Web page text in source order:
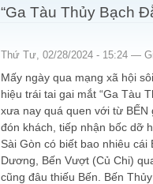
You are here
“Ga Tàu Thủy Bạch
Thứ Tư, 02/28/2024 - 15:24 —
Mấy ngày qua mạng xã hội
hiệu trái tai gai mắt “Ga Tàu
xưa nay quá quen với từ
đón khách, tiếp nhận bốc dỡ
Sài Gòn có biết bao nhiêu
Dương, Bến Vượt (Củ Chi)
cũng đâu thiếu Bến. Bến